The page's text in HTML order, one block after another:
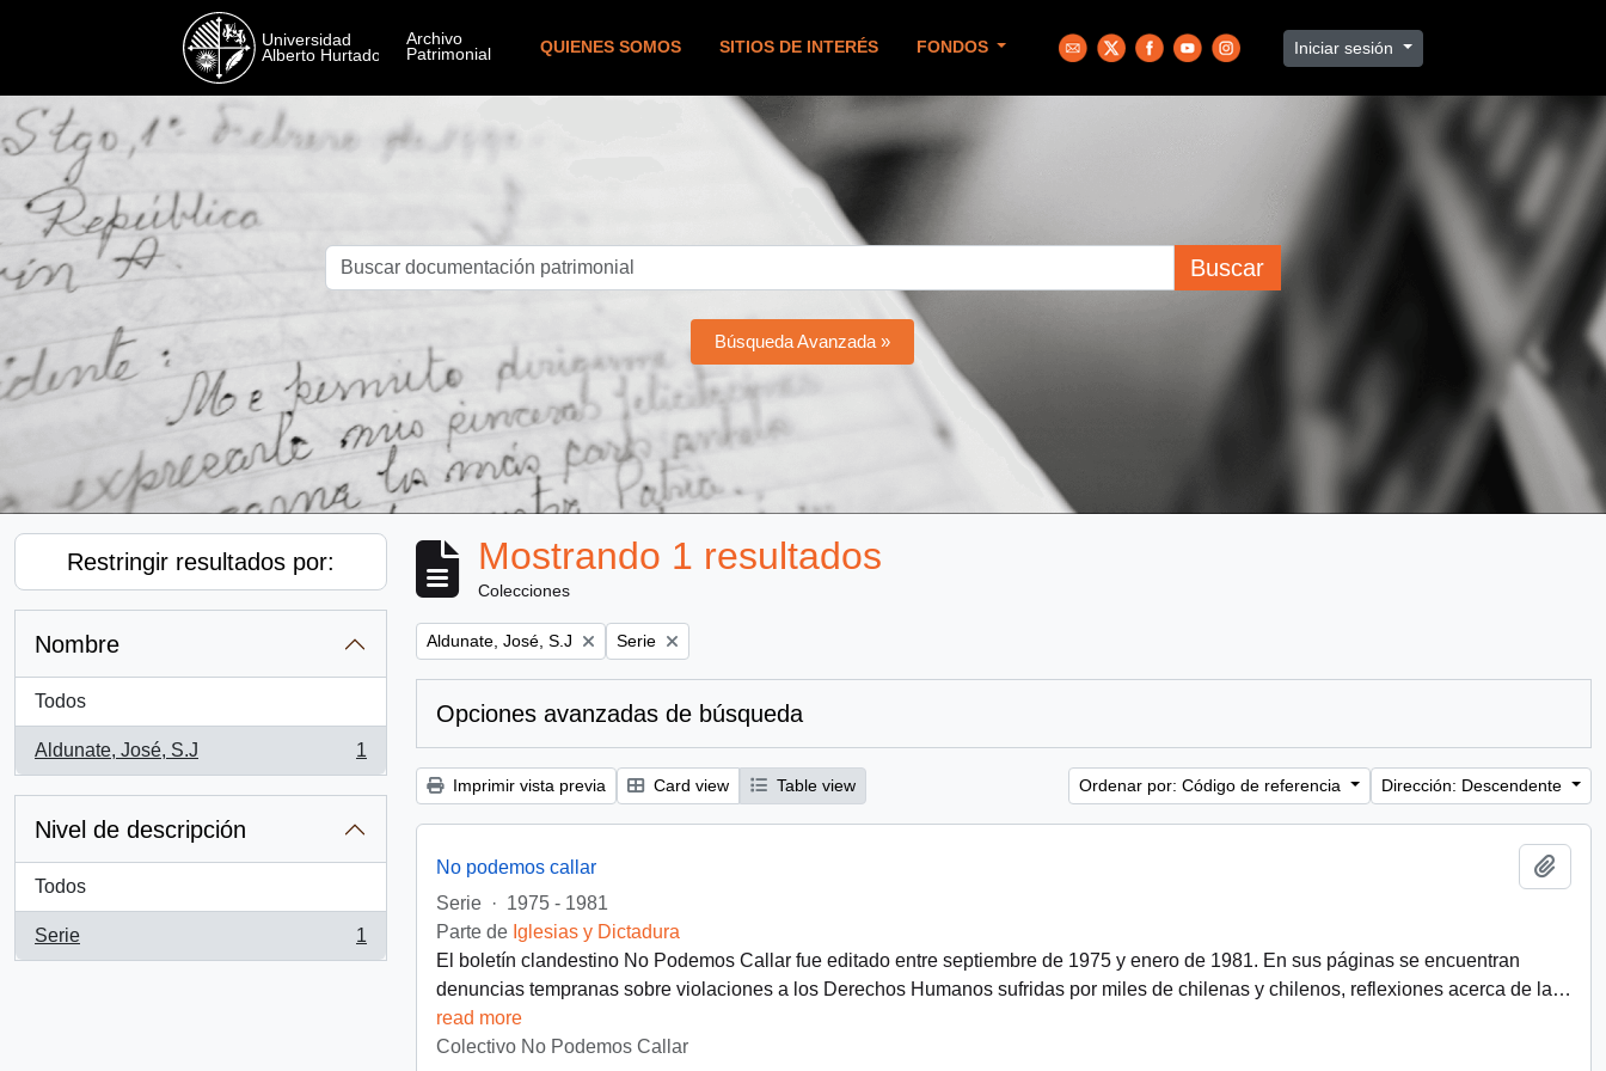
QUIENES SOMOS SITIOS DE INTERÉS FONDOS Iniciar sesión
Buscar
Búsqueda Avanzada »
Restringir resultados por:
Nombre
Todos
Aldunate, José, S.J
, 1 resultados
1
Nivel de descripción
Todos
Serie
, 1 resultados
1
Mostrando 1 resultados
Colecciones
Remove filter:
Aldunate, José, S.J Remove filter:
Serie
Opciones avanzadas de búsqueda
Imprimir vista previa Card view Table view Ordenar por: Código de referencia Dirección: Descendente
No podemos callar
Serie · 1975 - 1981
Parte de Iglesias y Dictadura
El boletín clandestino No Podemos Callar fue editado entre septiembre de 1975 y enero de 1981. En sus páginas se encuentran
denuncias tempranas sobre violaciones a los Derechos Humanos sufridas por miles de chilenas y chilenos, reflexiones acerca de la…
read more
Colectivo No Podemos Callar